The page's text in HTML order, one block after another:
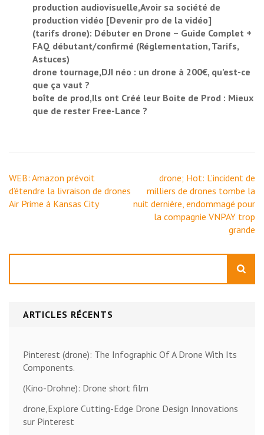
production audiovisuelle,Avoir sa société de
production vidéo [Devenir pro de la vidéo]
(tarifs drone): Débuter en Drone – Guide Complet +
FAQ débutant/confirmé (Réglementation, Tarifs,
Astuces)
drone tournage,DJI néo : un drone à 200€, qu’est-ce
que ça vaut ?
boîte de prod,Ils ont Créé leur Boite de Prod : Mieux
que de rester Free-Lance ?
Navigation
de
l’article
WEB: Amazon prévoit
d’étendre la livraison de drones
Air Prime à Kansas City
drone; Hot: L’incident de
milliers de drones tombe la
nuit dernière, endommagé pour
la compagnie VNPAY trop
grande
ARTICLES RÉCENTS
Pinterest (drone): The Infographic Of A Drone With Its
Components.
(Kino-Drohne): Drone short film
drone,Explore Cutting-Edge Drone Design Innovations
sur Pinterest